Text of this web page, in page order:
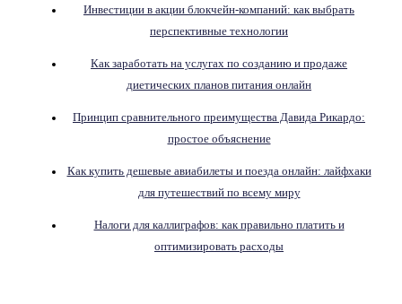
Инвестиции в акции блокчейн-компаний: как выбрать
перспективные технологии
Как заработать на услугах по созданию и продаже
диетических планов питания онлайн
Принцип сравнительного преимущества Давида Рикардо:
простое объяснение
Как купить дешевые авиабилеты и поезда онлайн: лайфхаки
для путешествий по всему миру
Налоги для каллиграфов: как правильно платить и
оптимизировать расходы